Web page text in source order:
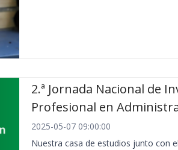
2.ª Jornada Nacional de
Profesional en
2025-05-07 09:00:00
Nuestra casa de estudios junto con